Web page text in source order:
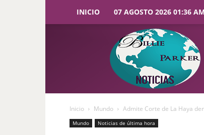
INICIO 07 AGOSTO 2026 01:36 AM
Parker
Noticias
Inicio Mundo Admite Corte de La Haya
Mundo Noticias de última hora